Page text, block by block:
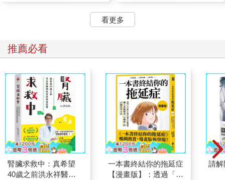
看更多
推薦必看
腎臟求救中：真希望
40歲之前洪永祥醫師
一本書終結你的拖延症
【漫畫版】：透過「小
請解